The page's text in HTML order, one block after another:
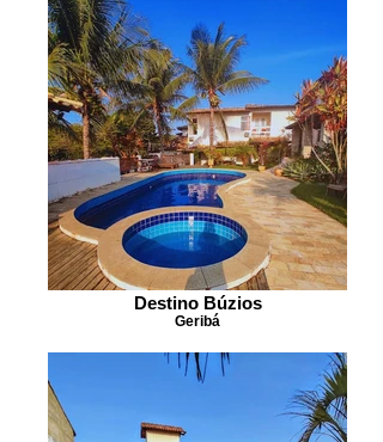
Destino Búzios
Geribá